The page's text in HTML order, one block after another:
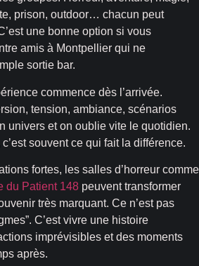
prison, outdoor… chacun peut
une bonne option si vous
amis à Montpellier qui ne
sortie bar.
commence dès l’arrivée.
tension, ambiance, scénarios
univers et on oublie vite le quotidien.
souvent ce qui fait la différence.
fortes, les salles d’horreur comme
du Patient 148 peuvent transformer
très marquant. Ce n’est pas
C’est vivre une histoire
imprévisibles et des moments
après.